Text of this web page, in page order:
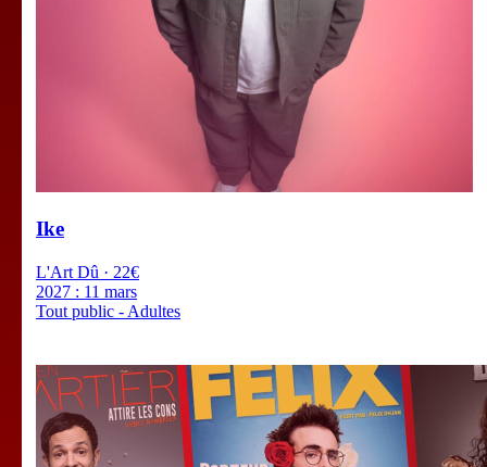
Ike
L'Art Dû · 22€
2027 : 11 mars
Tout public - Adultes